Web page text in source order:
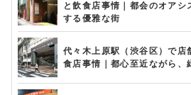
と飲食店事情｜都会のオアシ
する優雅な街
代々木上原駅（渋谷区）で店
食店事情｜都心至近ながら、